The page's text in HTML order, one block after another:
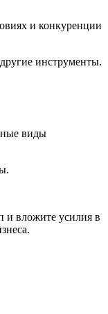
и конкуренции
инструменты.
виды
и вложите усилия в